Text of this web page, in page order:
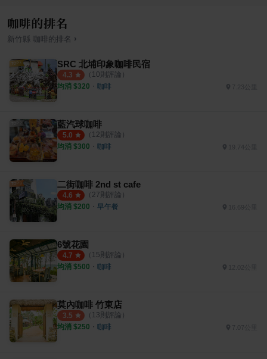
咖啡的排名
新竹縣 咖啡 的排名 ›
SRC 北埔印象咖啡民宿
4.3 （ 10則評論）
均消 $320 ・ 咖啡
藍汽球咖啡
5.0 （ 12則評論）
均消 $300 ・ 咖啡 19.74公里
二街咖啡 2nd st cafe
4.6 （ 27則評論）
均消 $200 ・ 早午餐
6號花園
4.7 （ 15則評論）
均消 $500 ・ 咖啡
莫內咖啡 竹東店
3.5 （ 13則評論）
均消 $250 ・ 咖啡